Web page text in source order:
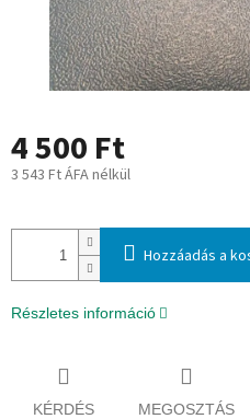
4 500 Ft
3 543 Ft ÁFA nélkül
Hozzáadás a
Részletes információ
KÉRDÉS MEGOSZTÁS